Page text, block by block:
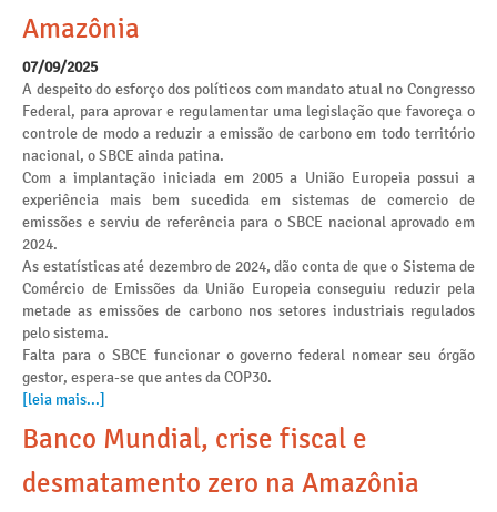
Amazônia
07/09/2025
A despeito do esforço dos políticos com mandato atual no Congresso
Federal, para aprovar e regulamentar uma legislação que favoreça o
controle de modo a reduzir a emissão de carbono em todo território
nacional, o SBCE ainda patina.
Com a implantação iniciada em 2005 a União Europeia possui a
experiência mais bem sucedida em sistemas de comercio de
emissões e serviu de referência para o SBCE nacional aprovado em
2024.
As estatísticas até dezembro de 2024, dão conta de que o Sistema de
Comércio de Emissões da União Europeia conseguiu reduzir pela
metade as emissões de carbono nos setores industriais regulados
pelo sistema.
Falta para o SBCE funcionar o governo federal nomear seu órgão
gestor, espera-se que antes da COP30.
[leia mais...]
Banco Mundial, crise fiscal e
desmatamento zero na Amazônia